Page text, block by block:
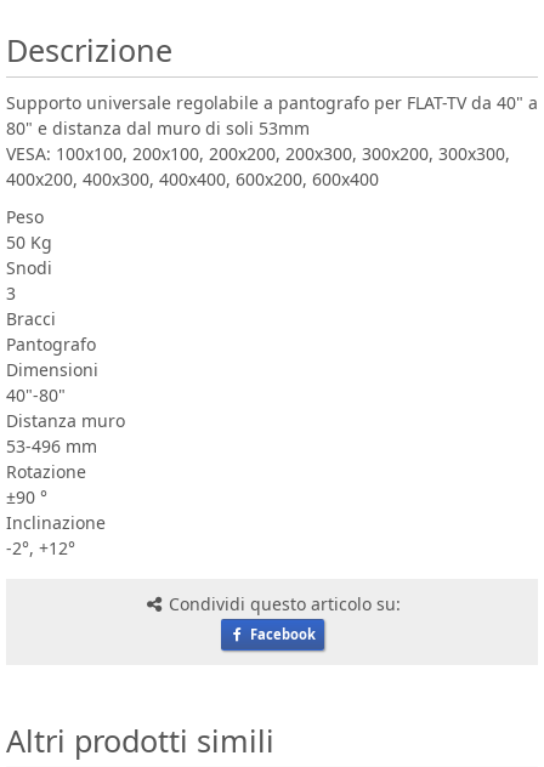
Descrizione
Supporto universale regolabile a pantografo per FLAT-TV da 40" a
80" e distanza dal muro di soli 53mm
VESA: 100x100, 200x100, 200x200, 200x300, 300x200, 300x300,
400x200, 400x300, 400x400, 600x200, 600x400
Peso
50 Kg
Snodi
3
Bracci
Pantografo
Dimensioni
40"-80"
Distanza muro
53-496 mm
Rotazione
±90 °
Inclinazione
-2°, +12°
Condividi questo articolo su:
Facebook
Altri prodotti simili